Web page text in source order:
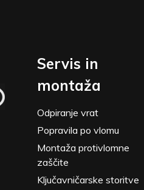
Servis in
montaža
Odpiranje vrat
Popravila po vlomu
Montaža protivlomne
zaščite
Ključavničarske storitve